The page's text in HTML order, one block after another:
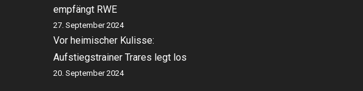
empfängt RWE
27. September 2024
Vor heimischer Kulisse:
Aufstiegstrainer Trares legt los
20. September 2024